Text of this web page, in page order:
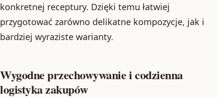
konkretnej receptury. Dzięki temu łatwiej
przygotować zarówno delikatne kompozycje, jak i
bardziej wyraziste warianty.
Wygodne przechowywanie i codzienna
logistyka zakupów